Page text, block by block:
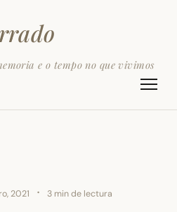
e o tempo no que vivimos
2021 · 3 min de lectura